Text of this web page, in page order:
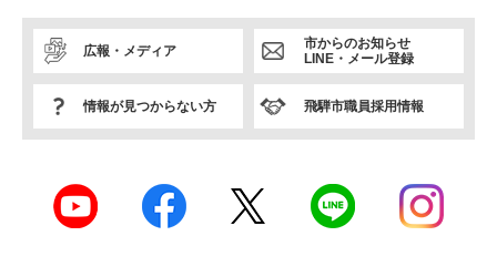
広報・メディア
市からのお知らせ
LINE・メール登録
情報が見つからない方 飛騨市職員採用情報